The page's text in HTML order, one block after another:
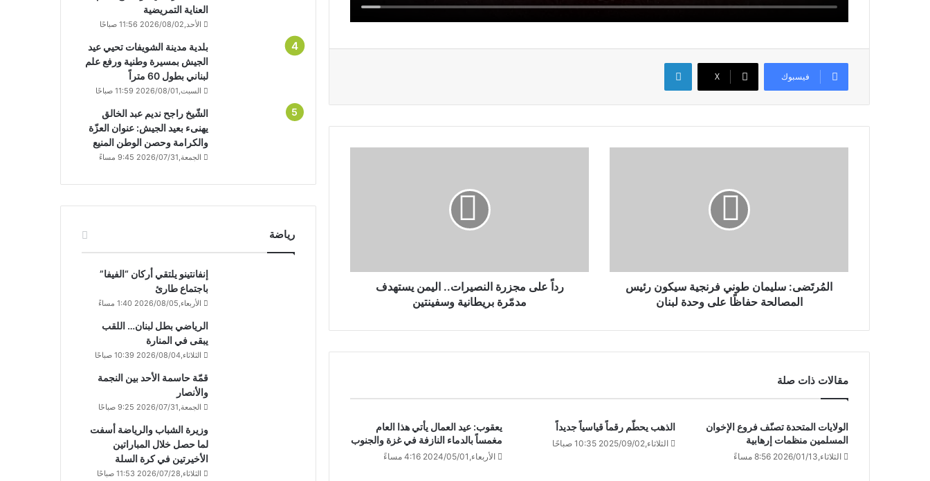
فيسبوك X
لينكدإن
المُرتَضى: سليمان طوني فرنجية سيكون رئيس
المصالحة حفاظًا على وحدة لبنان
رداً على مجزرة النصيرات.. اليمن يستهدف
مدمّرة بريطانية وسفينتين
مقالات ذات صلة
الولايات المتحدة تصنّف فروع الإخوان
المسلمين منظمات إرهابية
الثلاثاء,2026/01/13 8:56 مساءً
الذهب يحطّم رقماً قياسياً جديداً
الثلاثاء,2025/09/02 10:35 صباحًا
يعقوب: عيد العمال يأتي هذا العام
مغمساً بالدماء النازفة في غزة والجنوب
الأربعاء,2024/05/01 4:16 مساءً
العناية التمريضية
الأحد,2026/08/02 11:56 صباحًا
بلدية مدينة الشويفات تحيي عيد
الجيش بمسيرة وطنية ورفع علم
لبناني بطول 60 متراً
السبت,2026/08/01 11:59 صباحًا
الشّيخ راجح نديم عبد الخالق
يهنىء بعيد الجيش: عنوان العزّة
والكرامة وحصن الوطن المنيع
الجمعة,2026/07/31 9:45 مساءً
رياضة
إنفانتينو يلتقي أركان “الفيفا”
باجتماع طارئ
الأربعاء,2026/08/05 1:40 مساءً
الرياضي بطل لبنان… اللقب
يبقى في المنارة
الثلاثاء,2026/08/04 10:39 صباحًا
قمّة حاسمة الأحد بين النجمة
والأنصار
الجمعة,2026/07/31 9:25 صباحًا
وزيرة الشباب والرياضة أسفت
لما حصل خلال المباراتين
الأخيرتين في كرة السلة
الثلاثاء,2026/07/28 11:53 صباحًا